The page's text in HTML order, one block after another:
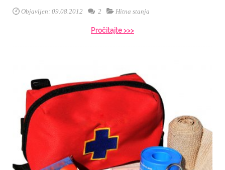
Objavljen: 09.08.2012 2 Hitna stanja
Pročitajte >>>